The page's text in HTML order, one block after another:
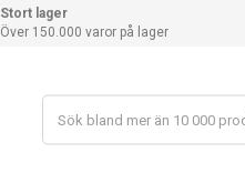
Stort lager
Över 150.000 varor på lager